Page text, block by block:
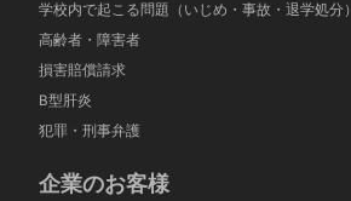
学校内で起こる問題（いじめ・事故・退学処分）
高齢者・障害者
損害賠償請求
B型肝炎
犯罪・刑事弁護
企業のお客様